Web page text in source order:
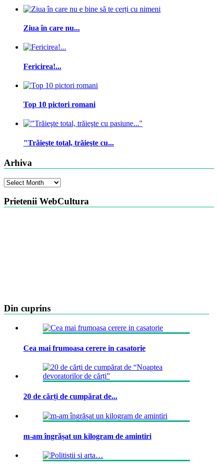
Ziua în care nu...
Fericirea!...
Top 10 pictori romani
"Trăieşte total, trăieşte cu...
Arhiva
Arhiva
Prietenii WebCultura
Din cuprins
Cea mai frumoasa cerere in casatorie
20 de cărți de cumpărat de...
m-am îngrășat un kilogram de amintiri